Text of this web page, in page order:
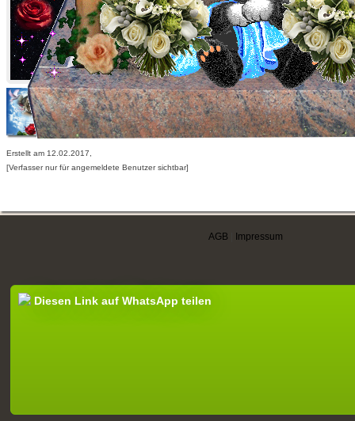
Erstellt am 12.02.2017,
[Verfasser nur für angemeldete Benutzer sichtbar]
AGB Impressum
Diesen Link auf WhatsApp teilen